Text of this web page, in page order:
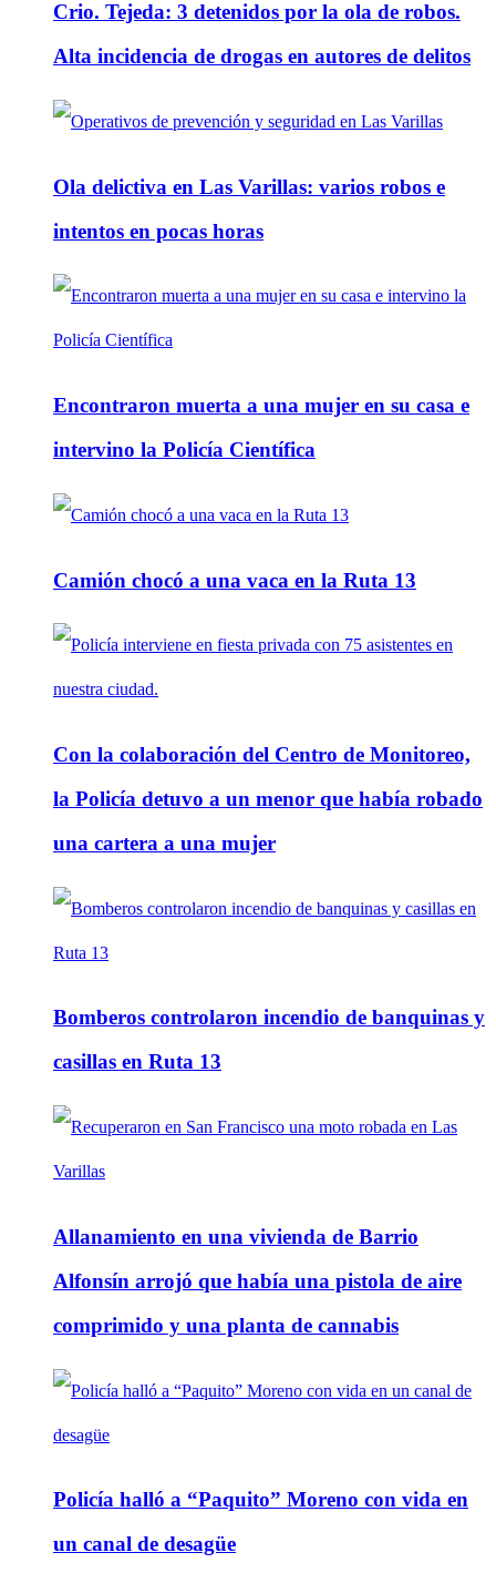
Crio. Tejeda: 3 detenidos por la ola de robos.
Alta incidencia de drogas en autores de delitos
Ola delictiva en Las Varillas: varios robos e
intentos en pocas horas
Encontraron muerta a una mujer en su casa e
intervino la Policía Científica
Camión chocó a una vaca en la Ruta 13
Con la colaboración del Centro de Monitoreo,
la Policía detuvo a un menor que había robado
una cartera a una mujer
Bomberos controlaron incendio de banquinas y
casillas en Ruta 13
Allanamiento en una vivienda de Barrio
Alfonsín arrojó que había una pistola de aire
comprimido y una planta de cannabis
Policía halló a “Paquito” Moreno con vida en
un canal de desagüe